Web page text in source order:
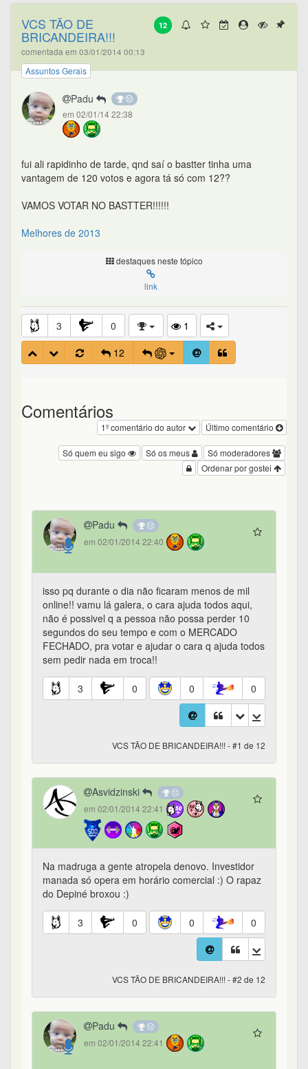
12
VCS TÃO DE
BRICANDEIRA!!!
comentada em 03/01/2014 00:13
Assuntos Gerais
Padu
em 02/01/14 22:38
fui ali rapidinho de tarde, qnd saí o bastter tinha uma
vantagem de 120 votos e agora tá só com 12??
VAMOS VOTAR NO BASTTER!!!!!!
Melhores de 2013
destaques neste tópico
link
3 0
1
12
Comentários
Último comentário
1º comentário do autor
Só moderadores
Só os meus
Só quem eu sigo
Ordenar por gostei
Padu
em 02/01/2014 22:40
isso pq durante o dia não ficaram menos de mil
online!! vamu lá galera, o cara ajuda todos aqui,
não é possivel q a pessoa não possa perder 10
segundos do seu tempo e com o MERCADO
FECHADO, pra votar e ajudar o cara q ajuda todos
sem pedir nada em troca!!
3 0 0 0
VCS TÃO DE BRICANDEIRA!!! - #1 de 12
Asvidzinski
em 02/01/2014 22:41
Na madruga a gente atropela denovo. Investidor
manada só opera em horário comercial :) O rapaz
do Depiné broxou :)
3 0 0 0
VCS TÃO DE BRICANDEIRA!!! - #2 de 12
Padu
em 02/01/2014 22:41